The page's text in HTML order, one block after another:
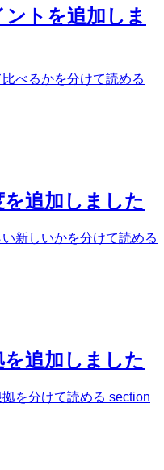
トを追加しま
べるかを分けて読める
追加しました
新しいかを分けて読める
追加しました
を分けて読める section